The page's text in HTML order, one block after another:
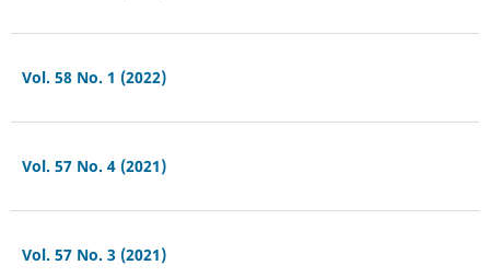
Vol. 58 No. 1 (2022)
Vol. 57 No. 4 (2021)
Vol. 57 No. 3 (2021)